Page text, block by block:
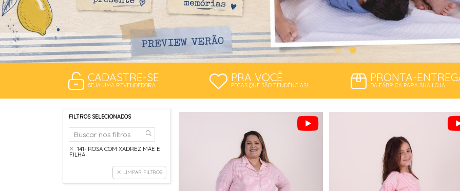
CADASTRE-SE
SEJA UMA REVENDEDORA
PRA VOCÊ
PEÇAS QUE SÃO TENDÊNCIAS!
PRONTA-
DA FÁBRICA PARA SUA LOJA
FILTROS SELECIONADOS
141- ROSA COM XADREZ MÃE E
FILHA
LIMPAR FILTROS